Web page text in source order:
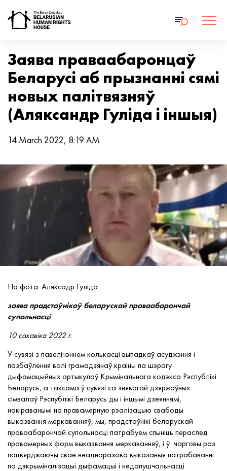
Заява праваабаронцаў
Беларусі аб прызнанні сямі
новых палітвязняў
(Аляксандр Гуліда і іншыя)
14 March 2022, 8:19 AM
На фота: Аляксадр Гуліда
заява прадстаўнікоў беларускай праваабарончай
супольнасці
10 сакавіка 2022 г.
У сувязі з павелічэннем колькасці выпадкаў асуджэння і
пазбаўлення волі грамадзянаў краіны па шэрагу
дыфамацыйных артыкулаў Крымінальнага кодэкса Рэспублікі
Беларусь, а таксама ў сувязі са знявагай дзяржаўных
сімвалаў Рэспублікі Беларусь ды і іншымі дзеяннямі,
накіраванымі на правамерную рэалізацыю свабоды
выказвання меркаванняў, мы, прадстаўнікі беларускай
праваабарончай супольнасці патрабуем спыніць пераслед
правамерных форм выказвання меркаванняў, і ў чарговы раз
пацвярджаючы свае неаднаразова выказаныя патрабаванні
па дэкрыміналізацыі дыфамацыі і недапушчальнасці